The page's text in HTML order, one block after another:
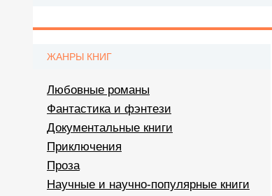
ЖАНРЫ КНИГ
Любовные романы
Фантастика и фэнтези
Документальные книги
Приключения
Проза
Научные и научно-популярные книги